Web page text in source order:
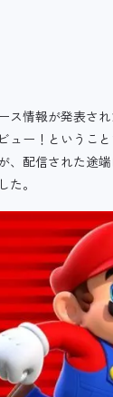
ス情報が発表さ
ュー！というこ
、配信された途
た。